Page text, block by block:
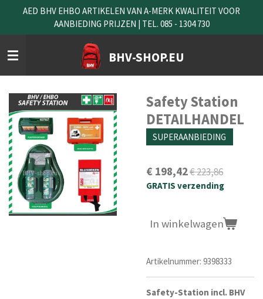
naar
de
hoofdinhoud
BHV-SHOP.EU
AED BHV EHBO ARTIKELEN VAN A-MERK KWALITEIT VOOR
AANBIEDING PRIJZEN | TEL. 085 - 1304 730
Safety Station
DETAILHANDEL
SUPERAANBIEDING
€ 198,42€ 223,86
GRATIS verzending
In winkelwagen
Artikelnummer: 9398333
Safety-Station incl. BHV